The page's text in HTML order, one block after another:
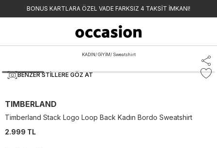
BONUS KARTLARA ÖZEL VADE FARKSIZ 4 TAKSİT İMKANI!
KADIN/ GİYİM/ Sweatshirt
BENZER STILLERE GÖZ AT
TIMBERLAND
Timberland Stack Logo Loop Back Kadın Bordo Sweatshirt
2.999 TL